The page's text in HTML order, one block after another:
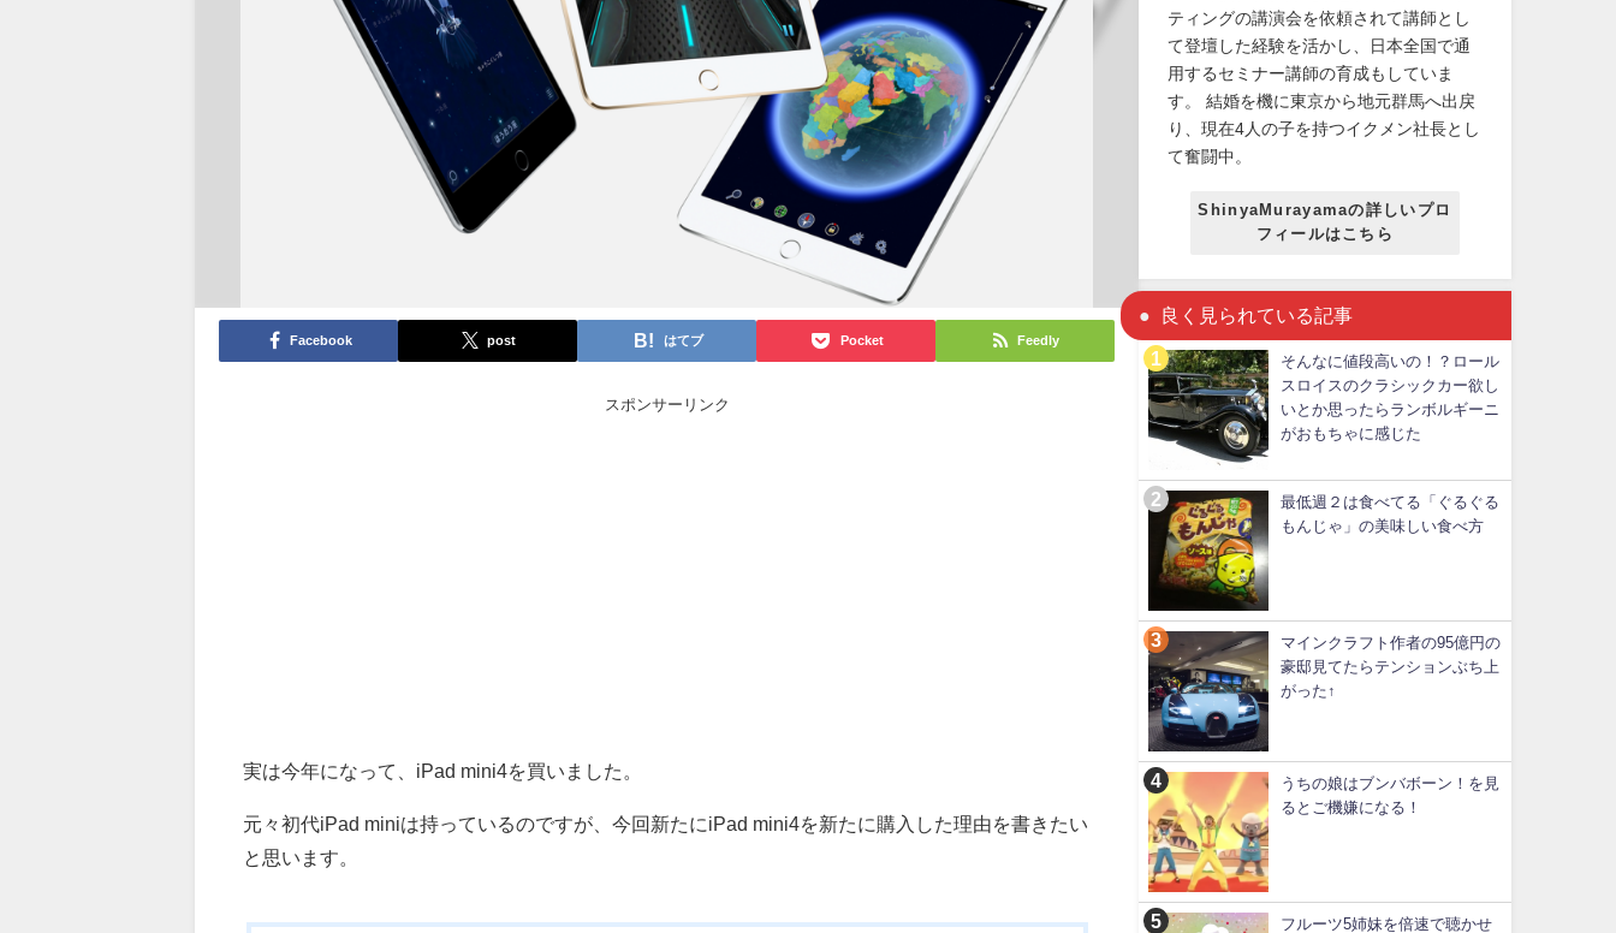
Facebook post はてブ Pocket Feedly
スポンサーリンク
実は今年になって、iPad mini4を買いました。
元々初代iPad miniは持っているのですが、今回新たにiPad mini4を新たに購入した理由を書きたい
と思います。
ティングの講演会を依頼されて講師とし
て登壇した経験を活かし、日本全国で通
用するセミナー講師の育成もしていま
す。 結婚を機に東京から地元群馬へ出戻
り、現在4人の子を持つイクメン社長とし
て奮闘中。
ShinyaMurayamaの詳しいプロ
フィールはこちら
良く見られている記事
そんなに値段高いの！？ロール
スロイスのクラシックカー欲し
いとか思ったらランボルギーニ
がおもちゃに感じた
最低週２は食べてる「ぐるぐる
もんじゃ」の美味しい食べ方
マインクラフト作者の95億円の
豪邸見てたらテンションぶち上
がった↑
うちの娘はブンバボーン！を見
るとご機嫌になる！
フルーツ5姉妹を倍速で聴かせ